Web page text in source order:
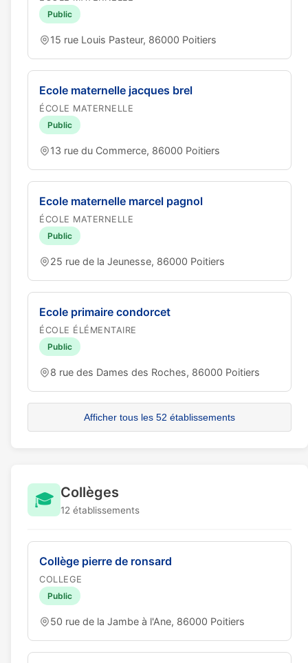
Public
15 rue Louis Pasteur, 86000 Poitiers
Ecole maternelle jacques brel
ÉCOLE MATERNELLE
Public
13 rue du Commerce, 86000 Poitiers
Ecole maternelle marcel pagnol
ÉCOLE MATERNELLE
Public
25 rue de la Jeunesse, 86000 Poitiers
Ecole primaire condorcet
ÉCOLE ÉLÉMENTAIRE
Public
8 rue des Dames des Roches, 86000 Poitiers
Afficher tous les 52 établissements
🎓 Collèges
12 établissements
Collège pierre de ronsard
COLLEGE
Public
50 rue de la Jambe à l'Ane, 86000 Poitiers